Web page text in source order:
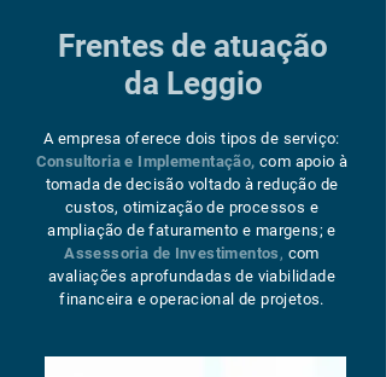
Frentes de atuação
da Leggio
A empresa oferece dois tipos de serviço:
Consultoria e Implementação, com apoio à
tomada de decisão voltado à redução de
custos, otimização de processos e
ampliação de faturamento e margens; e
Assessoria de Investimentos, com
avaliações aprofundadas de viabilidade
financeira e operacional de projetos.